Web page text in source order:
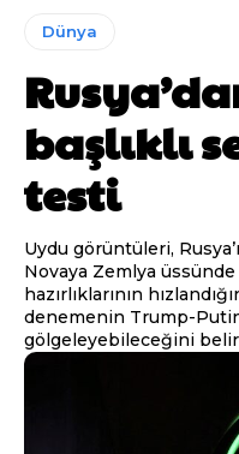
Dünya
başlıklı
testi
Uydu görüntüleri,
Novaya Zemlya
hazırlıklarının
denemenin Trump-
gölgeleyebileceğini